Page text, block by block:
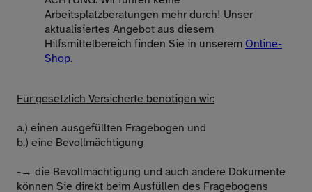
Arbeitsplatzberatungen mehr durch! Unser
aktualisiertes Angebot aus diesem
Hilfsmittelbereich finden Sie in unserem Online-
Shop.
Für gesetzlich Versicherte benötigen wir:
a.) einen ausgefüllten Fragebogen und
b.) eine Bevollmächtigung
-→ die Bevollmächtigung und auch andere Dokumente
können Sie direkt beim Ausfüllen des Fragebogens